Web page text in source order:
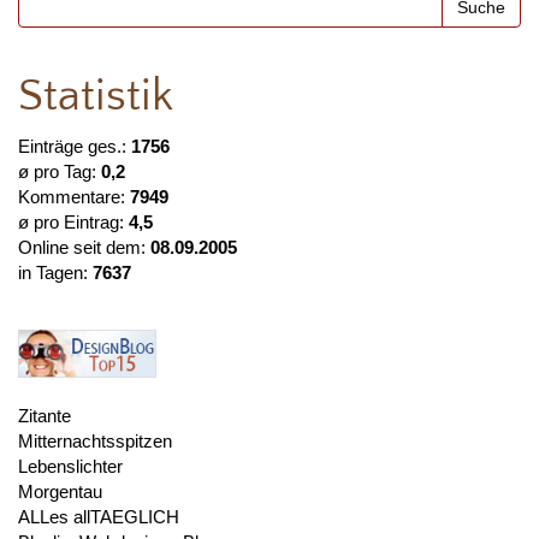
Statistik
Einträge ges.: 1756
ø pro Tag: 0,2
Kommentare: 7949
ø pro Eintrag: 4,5
Online seit dem: 08.09.2005
in Tagen: 7637
Zitante
Mitternachtsspitzen
Lebenslichter
Morgentau
ALLes allTAEGLICH